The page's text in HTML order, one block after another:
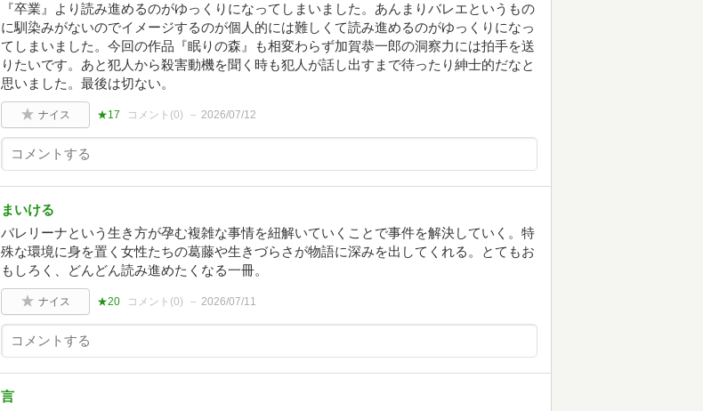
『卒業』より読み進めるのがゆっくりになってしまいました。あんまりバレエというもの
に馴染みがないのでイメージするのが個人的には難しくて読み進めるのがゆっくりになっ
てしまいました。今回の作品『眠りの森』も相変わらず加賀恭一郎の洞察力には拍手を送
りたいです。あと犯人から殺害動機を聞く時も犯人が話し出すまで待ったり紳士的だなと
思いました。最後は切ない。
ナイス ★17 コメント(0) 2026/07/12
まいける
バレリーナという生き方が孕む複雑な事情を紐解いていくことで事件を解決していく。特
殊な環境に身を置く女性たちの葛藤や生きづらさが物語に深みを出してくれる。とてもお
もしろく、どんどん読み進めたくなる一冊。
ナイス ★20 コメント(0) 2026/07/11
言